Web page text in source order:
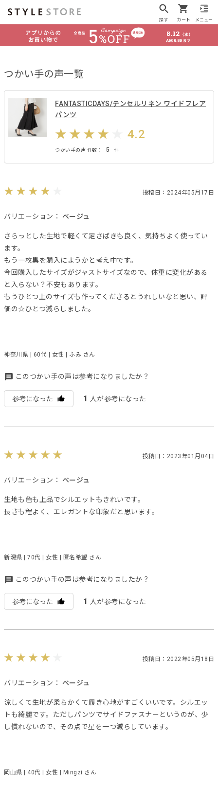
探す カート メニュー
つかい手の声一覧
FANTASTICDAYS/テンセルリネン ワイドフレア
パンツ
4.2
つかい手の声 件数： 5 件
投稿日：2024年05月17日
バリエーション： ベージュ
さらっとした生地で軽くて足さばきも良く、気持ちよく使ってい
ます。
もう一枚黒を購入にようかと考え中です。
今回購入したサイズがジャストサイズなので、体重に変化がある
と入らない？不安もあります。
もうひとつ上のサイズも作ってくださるとうれしいなと思い、評
価の☆ひとつ減らしました。
神奈川県 | 60代 | 女性 | ふみ さん
このつかい手の声は参考になりましたか？
参考になった 1 人が参考になった
投稿日：2023年01月04日
バリエーション： ベージュ
生地も色も上品でシルエットもきれいです。
長さも程よく、エレガントな印象だと思います。
新潟県 | 70代 | 女性 | 匿名希望 さん
このつかい手の声は参考になりましたか？
参考になった 1 人が参考になった
投稿日：2022年05月18日
バリエーション： ベージュ
涼しくて生地が柔らかくて履き心地がすごくいいです。シルエッ
トも綺麗です。ただしパンツでサイドファスナーというのが、少
し慣れないので、その点で星を一つ減らしています。
岡山県 | 40代 | 女性 | Mingzi さん